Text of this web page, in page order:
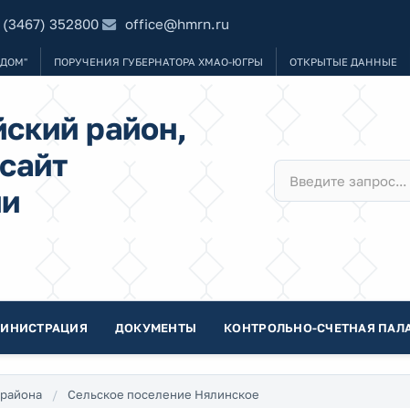
(3467) 352800 office@hmrn.ru
ПОРУЧЕНИЯ ГУБЕРНАТОРА ХМАО-ЮГРЫ ОТКРЫТЫЕ ДАННЫЕ
район,
ДОКУМЕНТЫ КОНТРОЛЬНО-СЧЕТНАЯ
Сельское поселение Нялинское